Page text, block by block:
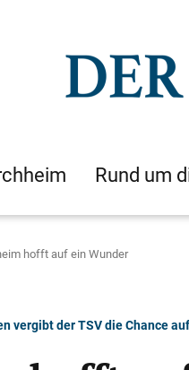
Rund um
hofft auf ein Wunder
vergibt der TSV die Chance